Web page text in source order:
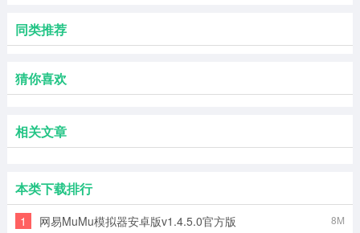
同类推荐
猜你喜欢
相关文章
本类下载排行
1 网易MuMu模拟器安卓版v1.4.5.0官方版 8M